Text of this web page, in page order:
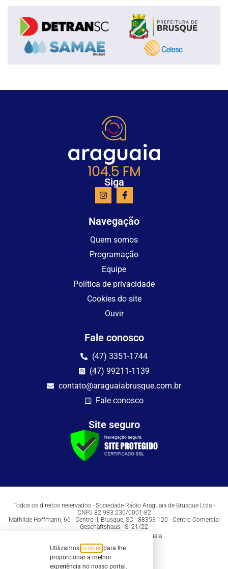
Siga
Navegação
Quem somos
Programação
Equipe
Política de privacidade
Cookies do site
Ouvir
Fale conosco
(47) 3351-1744
(47) 99211-1139
contato@araguaiabrusque.com.br
Fale conosco
Site seguro
Todos os direitos reservados - Sociedade Rádio Araguaia de Brusque Ltda -
CNPJ 82.983.230/0001-82
Mathilde Hoffmann, 66 - Centro II, Brusque, SC - 88353-120 - Centro Comercial
Geschäftshaus - Sl 21/22
Copyright © 2026 | Rádio Araguaia
Utilizamos cookies para lhe
proporcionar a melhor
experiência no nosso portal.